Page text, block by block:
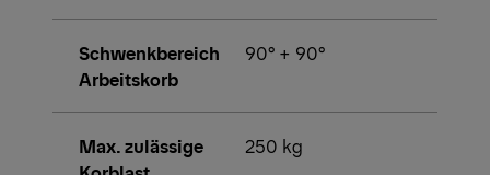
Schwenkbereich
Arbeitskorb
90° + 90°
Max. zulässige
250 kg